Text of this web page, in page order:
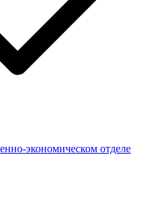
экономическом отделе